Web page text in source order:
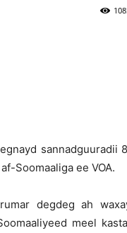
sannadguuradii
Soomaaliga ee VOA.
degdeg ah
meel